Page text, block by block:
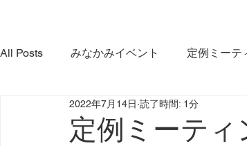
All Posts みなかみイベント 定例ミーテ
やま・さと応緑隊 イベント
定例ミーティ
2022年7月14日 読了時間: 1分